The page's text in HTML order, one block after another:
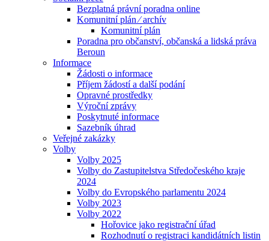
Bezplatná právní poradna online
Komunitní plán ⁄ archív
Komunitní plán
Poradna pro občanství, občanská a lidská práva
Beroun
Informace
Žádosti o informace
Příjem žádostí a další podání
Opravné prostředky
Výroční zprávy
Poskytnuté informace
Sazebník úhrad
Veřejné zakázky
Volby
Volby 2025
Volby do Zastupitelstva Středočeského kraje
2024
Volby do Evropského parlamentu 2024
Volby 2023
Volby 2022
Hořovice jako registrační úřad
Rozhodnutí o registraci kandidátních listin